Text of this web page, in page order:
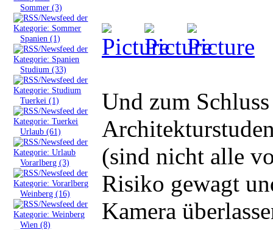
Sommer (3)
Spanien (1)
Studium (33)
»Tuerkei (1)
»Urlaub (61)
»Vorarlberg (3)
»Weinberg (16)
»Wien (8)
Und zum
(sind nicht alle
Risiko gewagt
Kamera